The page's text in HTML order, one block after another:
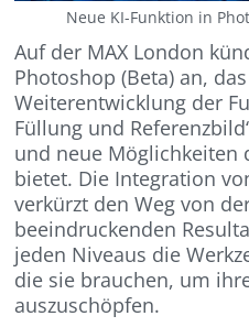
Neue KI-Funktion in
Auf der MAX London
Photoshop (Beta) an,
Weiterentwicklung der
Füllung und
und neue Möglichkeiten
bietet. Die Integration
verkürzt den Weg von
beeindruckenden
jeden Niveaus die
die sie brauchen, um
auszuschöpfen.